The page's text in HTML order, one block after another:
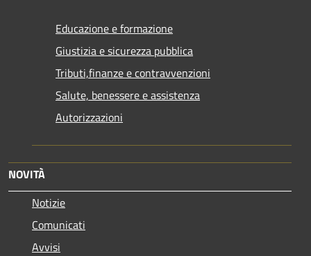
Educazione e formazione
Giustizia e sicurezza pubblica
Tributi,finanze e contravvenzioni
Salute, benessere e assistenza
Autorizzazioni
NOVITÀ
Notizie
Comunicati
Avvisi